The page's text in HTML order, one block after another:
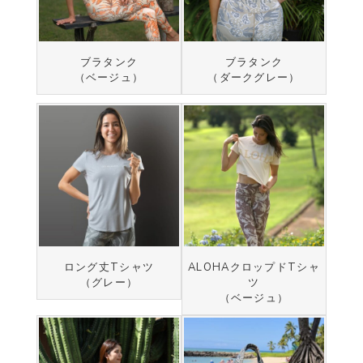
ブラタンク
（ベージュ）
ブラタンク
（ダークグレー）
ロング丈Tシャツ
（グレー）
ALOHAクロップドTシャ
ツ
（ベージュ）